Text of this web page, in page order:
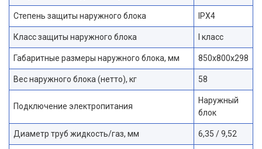
Степень защиты наружного блока IPX4
Класс защиты наружного блока I класс
Габаритные размеры наружного блока, мм 850x800x298
Вес наружного блока (нетто), кг 58
Подключение электропитания
Наружный
блок
Диаметр труб жидкость/газ, мм 6,35 / 9,52